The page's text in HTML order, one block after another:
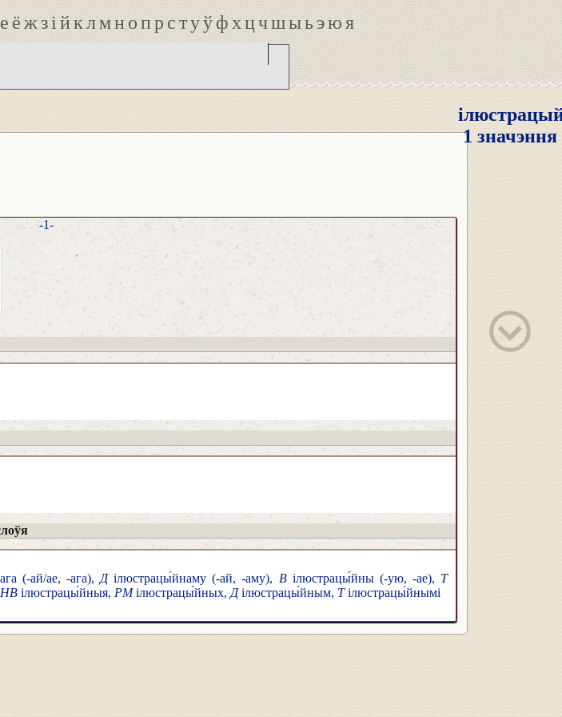
еёжзійклмнопрстуўфхцчшыьэюя
1 значэння
-1-
(-ай/ае, -ага), Ділюстрацы́йнаму (-ай, -аму), Вілюстрацы́йны (-ую, -ае), Т
НВ ілюстрацы́йныя, РМілюстрацы́йных, Ділюстрацы́йным, Тілюстрацы́йнымі